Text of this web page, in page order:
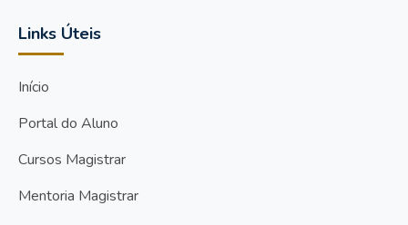
Links Úteis
Início
Portal do Aluno
Cursos Magistrar
Mentoria Magistrar